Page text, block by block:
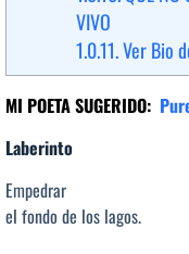
VIVO
1.0.11.Ver Bio
MI POETA SUGERIDO:
Laberinto
Empedrar
el fondo de los lagos.